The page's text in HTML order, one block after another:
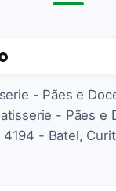
- Pães e
- Pães e
- Batel,